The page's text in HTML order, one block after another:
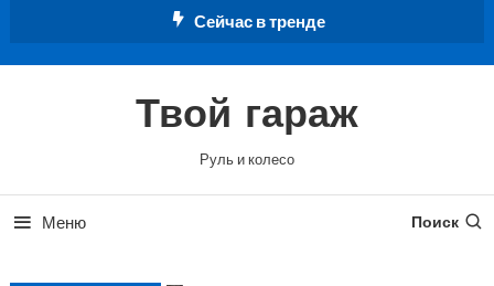
Сейчас в тренде
Твой гараж
Руль и колесо
Меню Поиск